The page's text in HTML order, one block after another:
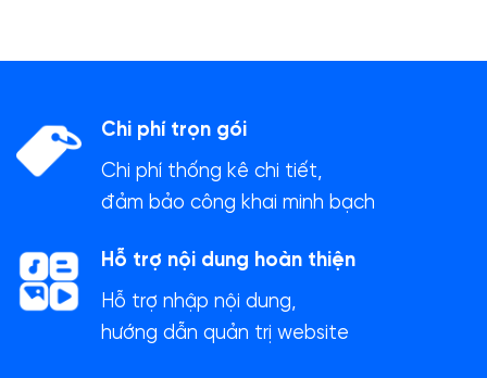
Chi phí trọn gói
Chi phí thống kê chi tiết,
đảm bảo công khai minh bạch
Hỗ trợ nội dung hoàn thiện
Hỗ trợ nhập nội dung,
hướng dẫn quản trị website